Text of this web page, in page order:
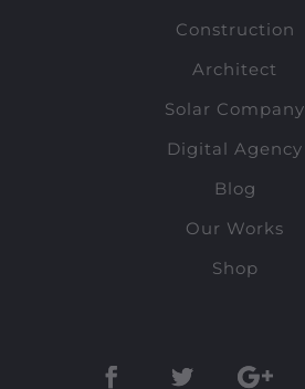
Construction
Architect
Solar Company
Digital Agency
Blog
Our Works
Shop